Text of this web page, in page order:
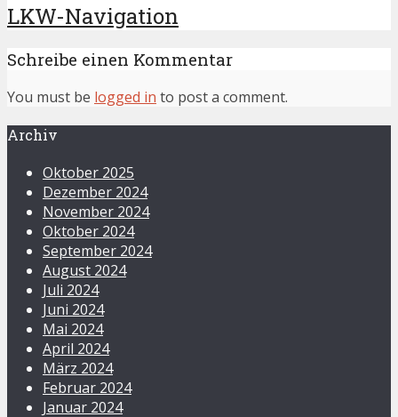
LKW-Navigation
Schreibe einen Kommentar
You must be logged in to post a comment.
Archiv
Oktober 2025
Dezember 2024
November 2024
Oktober 2024
September 2024
August 2024
Juli 2024
Juni 2024
Mai 2024
April 2024
März 2024
Februar 2024
Januar 2024